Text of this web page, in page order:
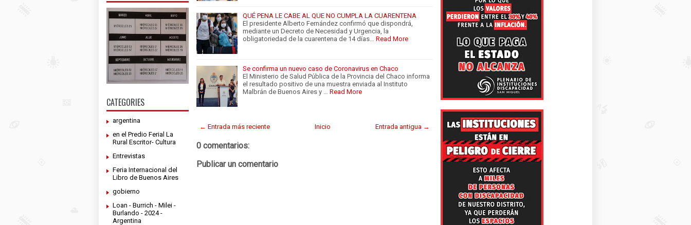
CATEGORIES
argentina
en el Predio Ferial La
Rural Escritor- Cultura
Entrevistas
Feria Internacional del
Libro de Buenos Aires
gobierno
Loan - Burrich - Milei -
Burlando - 2024 -
Argentina
QUÉ PENA LE CABE AL QUE NO CUMPLA LA CUARENTENA
El presidente Alberto Fernández confirmó que dispondrá,
mediante un Decreto de Necesidad y Urgencia, la
obligatoriedad de la cuarentena de 14 días… Read More
Se confirma un nuevo caso de Coronavirus en Chaco
El Ministerio de Salud Pública de la Provincia del Chaco informa
el resultado positivo de una muestra enviada al Instituto
Malbrán de Buenos Aires y … Read More
← Entrada más reciente Entrada antigua →
Inicio
0 comentarios:
Publicar un comentario